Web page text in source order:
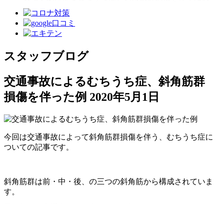
スタッフブログ
交通事故によるむちうち症、斜角筋群
損傷を伴った例 2020年5月1日
今回は交通事故によって斜角筋群損傷を伴う、むちうち症に
ついての記事です。
斜角筋群は前・中・後、の三つの斜角筋から構成されていま
す。